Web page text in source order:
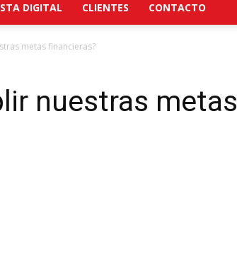
DIGITAL CLIENTES CONTACTO
metas financieras?
nuestras metas